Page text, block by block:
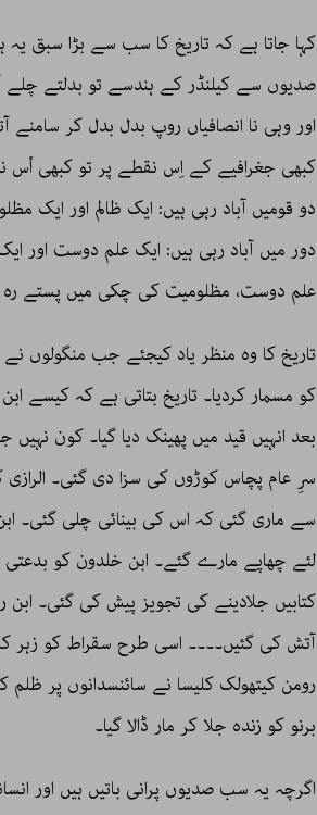
کہا جاتا ہے کہ تاریخ کا سب سے بڑا سبق
صدیوں سے کیلنڈر کے ہندسے تو بدلتے چلے آ
اور وہی نا انصافیاں روپ بدل بدل کر
کبھی جغرافیے کے اِس نقطے پر تو کبھی اْس
دو قومیں آباد رہی ہیں: ایک ظالم اور ایک
دور میں آباد رہی ہیں: ایک علم دوست اور
علم دوست، مظلومیت کی چکی میں پستے رہ
تاریخ کا وہ منظر یاد کیجئے جب منگولوں نے
کو مسمار کردیا۔ تاریخ بتاتی ہے کہ کیسے
بعد انہیں قید میں پھینک دیا گیا۔ کون
سرِ عام پچاس کوڑوں کی سزا دی گئی۔
سے ماری گئی کہ اس کی بینائی چلی گئی۔
لئے چھاپے مارے گئے۔ ابن خلدون کو بدعتی
کتابیں جلادینے کی تجویز پیش کی گئی۔
آتش کی گئیں۔۔۔۔ اسی طرح سقراط کو زہر کا
رومن کیتھولک کلیسا نے سائنسدانوں پر ظلم
برنو کو زندہ جلا کر مار ڈالا گیا۔
اگرچہ یہ سب صدیوں پرانی باتیں ہیں اور